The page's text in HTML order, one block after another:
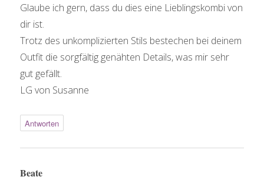
Glaube ich gern, dass du dies eine Lieblingskombi von
dir ist.
Trotz des unkomplizierten Stils bestechen bei deinem
Outfit die sorgfältig genähten Details, was mir sehr
gut gefällt.
LG von Susanne
Antworten
Beate